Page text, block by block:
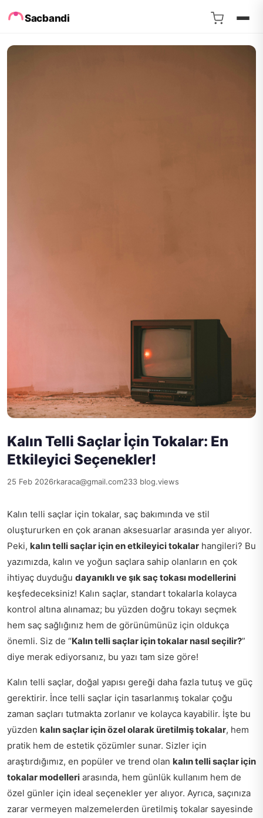
Sacbandi
Kalın Telli Saçlar İçin Tokalar: En
Etkileyici Seçenekler!
25 Feb 2026rkaraca@gmail.com233 blog.views
Kalın telli saçlar için tokalar, saç bakımında ve stil
oluştururken en çok aranan aksesuarlar arasında yer alıyor.
Peki, kalın telli saçlar için en etkileyici tokalar hangileri? Bu
yazımızda, kalın ve yoğun saçlara sahip olanların en çok
ihtiyaç duyduğu dayanıklı ve şık saç tokası modellerini
keşfedeceksiniz! Kalın saçlar, standart tokalarla kolayca
kontrol altına alınamaz; bu yüzden doğru tokayı seçmek
hem saç sağlığınız hem de görünümünüz için oldukça
önemli. Siz de “Kalın telli saçlar için tokalar nasıl seçilir?”
diye merak ediyorsanız, bu yazı tam size göre!
Kalın telli saçlar, doğal yapısı gereği daha fazla tutuş ve güç
gerektirir. İnce telli saçlar için tasarlanmış tokalar çoğu
zaman saçları tutmakta zorlanır ve kolayca kayabilir. İşte bu
yüzden kalın saçlar için özel olarak üretilmiş tokalar, hem
pratik hem de estetik çözümler sunar. Sizler için
araştırdığımız, en popüler ve trend olan kalın telli saçlar için
tokalar modelleri arasında, hem günlük kullanım hem de
özel günler için ideal seçenekler yer alıyor. Ayrıca, saçınıza
zarar vermeyen malzemelerden üretilmiş tokalar sayesinde